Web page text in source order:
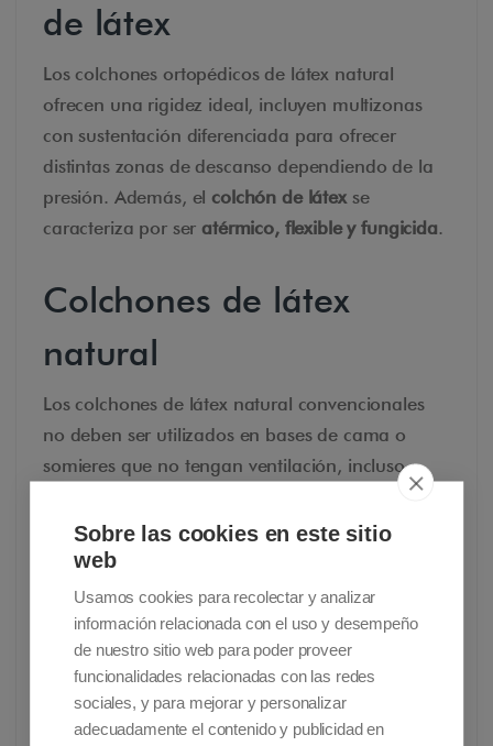
de látex
Los colchones ortopédicos de látex natural
ofrecen una rigidez ideal, incluyen multizonas
con sustentación diferenciada para ofrecer
distintas zonas de descanso dependiendo de la
presión. Además, el colchón de látexse
caracteriza por ser atérmico, flexible y fungicida.
Colchones de látex
natural
Los colchones de látex natural convencionales
no deben ser utilizados en bases de cama o
somieres que no tengan ventilación, incluso
aquellos colchones que combinan látex 100%
natural y muelles, ya que pueden presentar
problemas con la humedad.
Los colchones de latexno están recomendados
para pacientes que pasen muchas horas
encamados, pero aún son demandados por
muchas personas habituadas a dormir en esta
superficie.
Sobre las cookies en este sitio
web
Usamos cookies para recolectar y analizar
información relacionada con el uso y desempeño
de nuestro sitio web para poder proveer
funcionalidades relacionadas con las redes
sociales, y para mejorar y personalizar
adecuadamente el contenido y publicidad en